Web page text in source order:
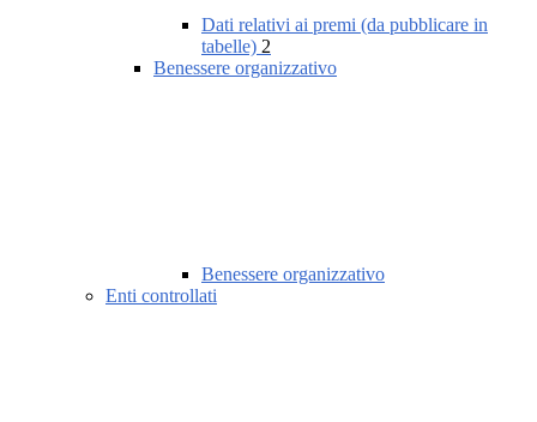
Dati relativi ai premi (da pubblicare in
tabelle) 2
Benessere organizzativo
Benessere organizzativo
Enti controllati